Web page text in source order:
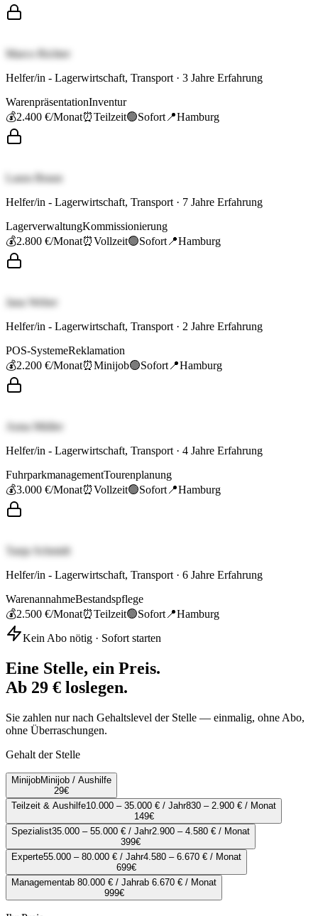
Marco Richter
Helfer/in - Lagerwirtschaft, Transport · 3 Jahre Erfahrung
WarenpräsentationInventur
💰2.400 €/Monat⏰Teilzeit🟢Sofort 📍Hamburg
Laura Braun
Helfer/in - Lagerwirtschaft, Transport · 7 Jahre Erfahrung
LagerverwaltungKommissionierung
💰2.800 €/Monat⏰Vollzeit🟢Sofort 📍Hamburg
Jana Weber
Helfer/in - Lagerwirtschaft, Transport · 2 Jahre Erfahrung
POS-SystemeReklamation
💰2.200 €/Monat⏰Minijob🟢Sofort 📍Hamburg
Anna Müller
Helfer/in - Lagerwirtschaft, Transport · 4 Jahre Erfahrung
FuhrparkmanagementTourenplanung
💰3.000 €/Monat⏰Vollzeit🟢Sofort 📍Hamburg
Tanja Schmidt
Helfer/in - Lagerwirtschaft, Transport · 6 Jahre Erfahrung
WarenannahmeBestandspflege
💰2.500 €/Monat⏰Teilzeit🟢Sofort 📍Hamburg
Kein Abo nötig · Sofort starten
Eine Stelle, ein Preis.
Ab 29 € loslegen.
Sie zahlen nur nach Gehaltslevel der Stelle — einmalig, ohne Abo,
ohne Überraschungen.
Gehalt der Stelle
MinijobMinijob / Aushilfe
29€
Teilzeit & Aushilfe10.000 – 35.000 € / Jahr830 – 2.900 € / Monat
149€
Spezialist35.000 – 55.000 € / Jahr2.900 – 4.580 € / Monat
399€
Experte55.000 – 80.000 € / Jahr4.580 – 6.670 € / Monat
699€
Managementab 80.000 € / Jahrab 6.670 € / Monat
999€